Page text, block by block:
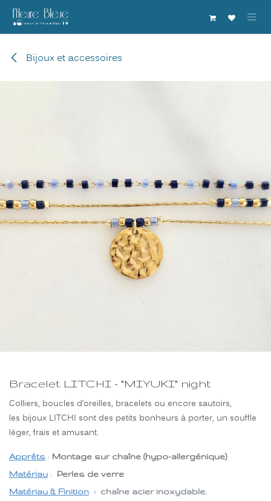
Se rendre au contenu
Bijoux et accessoires
Bracelet LITCHI - "MIYUKI" night
Colliers, boucles d’oreilles, bracelets ou encore sautoirs,
les bijoux LITCHI sont des petits bonheurs à porter, un souffle
léger, frais et amusant.
Apprêts : Montage sur chaîne (hypo-allergénique)
Matériau : Perles de verre
Matériau & Finition : chaîne acier inoxydable.